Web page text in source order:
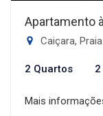
Apartamento
Caiçara,
2 Quartos
Mais